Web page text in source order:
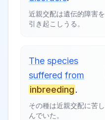
近親交配は遺伝的障害を
引き起こしうる。
The species
suffered from
inbreeding.
その種は近親交配に苦し
んでいた。